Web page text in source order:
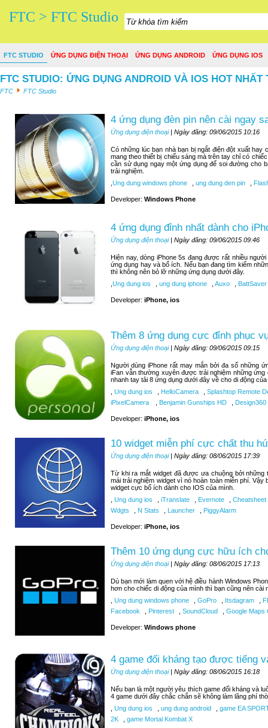
FTC > FTC Studio
FTC STUDIO ỨNG DỤNG ĐIỆN THOẠI ỨNG DỤNG ANDROID ỨNG DỤNG IOS
FTC STUDIO: ỨNG DỤNG ANDROID VÀ IOS HOT NHẤT
FTC FTC Studio
4 ứng dụng đèn pin nên cài ngay
Ứng dụng điện thoại| Ngày đăng: 09/06/2015 10:16
Có những lúc bạn nhà bạn bị ngắt điện đột xuất hay
mang theo thiết bị chiếu sáng mà trên tay chỉ có
cần sử dụng ngay một ứng dụng để soi đường cho
trải nghiệm.
Ung dung windows phone ung dung den pin
Developer: Windows Phone
4 ứng dụng đỉnh nhất dành cho
Ứng dụng điện thoại| Ngày đăng: 09/06/2015 09:46
Hiện nay, dòng iPhone 5s đang được rất nhiều
ứng dụng hay và bổ ích. Nếu bạn đang tìm kiếm
thì không nên bỏ lỡ những ứng dụng dưới đây.
Ung dung ios ung dung iphone Auxo BattSaver
Developer: iPhone, ios
Thêm 8 ứng dụng cực đỉnh phục
Ứng dụng điện thoại| Ngày đăng: 09/06/2015 09:15
Người dùng iPhone rất may mắn bởi đa số những
iFan vẫn thường xuyên được trải nghiệm những
nhanh tay tải 8 ứng dụng dưới đây về cho di động
Ung dung ios HelloCamera
Splashtop Remote
iPixelCamera
Benjamin Gunships HD Design360
Developer: iPhone, ios
10 widget miễn phí cực chất thu
Ứng dụng điện thoại| Ngày đăng: 08/06/2015 17:39
Từ khi ra mắt widget đã được ưa chuộng bởi
mái trải nghiệm widget vì nó hoàn toàn miễn phí.
widget cực bổ ích dành cho IOS của mình.
Ung dung ios iTranslate Evernote
Cheatsheet
Wdgts
N Stats Launcher PiggyAlarm
Developer: iPhone, ios
Thêm 10 ứng dụng cực hữu ích
Ứng dụng điện thoại| Ngày đăng: 08/06/2015 17:13
Dù bạn mới làm quen với hệ điều hành Windows
hơn cho chiếc di động của mình thì bạn cũng nên cài
Ung dung windows phone GoPro Itsdagram
Facebook
Pinterest SoundCloud Google Maps
Developer: Windows phone
4 game đối kháng tạo được tiếng
Ứng dụng điện thoại| Ngày đăng: 08/06/2015 16:18
Nếu bạn là một người yêu thích game đối kháng và
4 game dưới đây chắc chắn sẽ không làm lãng phí
Ung dung ios ung dung android
game EA
2K
game Mortal Kombat X